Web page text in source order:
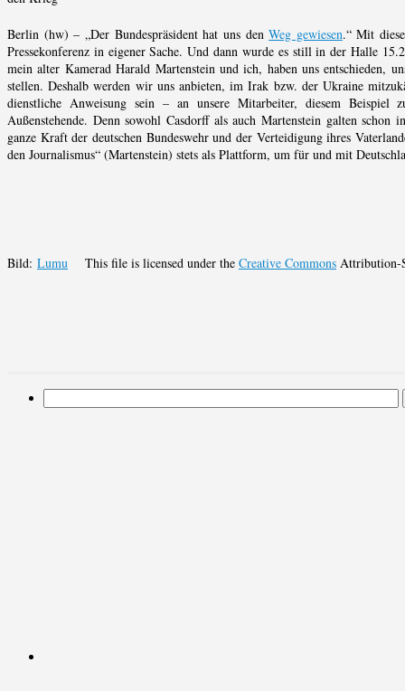
Berlin (hw) – „Der Bundespräsident hat uns denWeg gewiesen.“ Mit
Pressekonferenz in eigener Sache. Und dann wurde es still in der Halle
mein alter Kamerad Harald Martenstein und ich, haben uns entschieden,
stellen. Deshalb werden wir uns anbieten, im Irak bzw. der Ukraine
dienstliche Anweisung sein – an unsere Mitarbeiter, diesem Beispiel
Außenstehende. Denn sowohl Casdorff als auch Martenstein galten
ganze Kraft der deutschen Bundeswehr und der Verteidigung ihres
den Journalismus“ (Martenstein) stets als Plattform, um für und mit
Bild: Lumu This file is licensed under the Creative Commons